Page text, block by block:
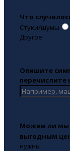
Что
Стуки/шумы
Другое
Опишите
Можем ли мы
выгодным
нужны